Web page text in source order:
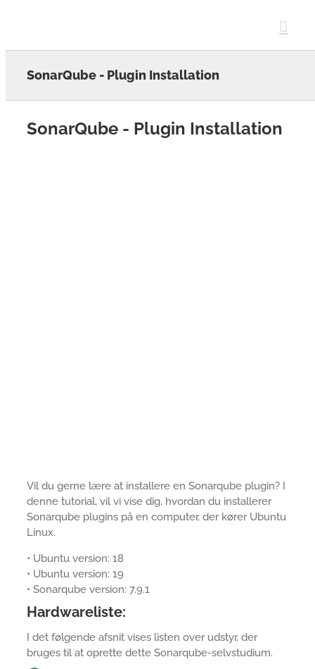
SonarQube - Plugin Installation
SonarQube - Plugin Installation
Vil du gerne lære at installere en Sonarqube plugin? I
denne tutorial, vil vi vise dig, hvordan du installerer
Sonarqube plugins på en computer, der kører Ubuntu
Linux.
• Ubuntu version: 18
• Ubuntu version: 19
• Sonarqube version: 7.9.1
Hardwareliste:
I det følgende afsnit vises listen over udstyr, der
bruges til at oprette dette Sonarqube-selvstudium.